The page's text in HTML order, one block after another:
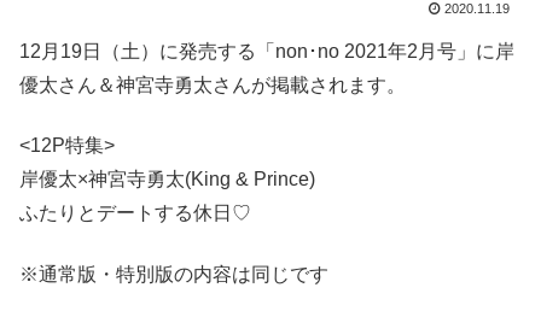
2020.11.19
12月19日（土）に発売する「non･no 2021年2月号」に岸
優太さん＆神宮寺勇太さんが掲載されます。
<12P特集>
岸優太×神宮寺勇太(King & Prince)
ふたりとデートする休日♡
※通常版・特別版の内容は同じです